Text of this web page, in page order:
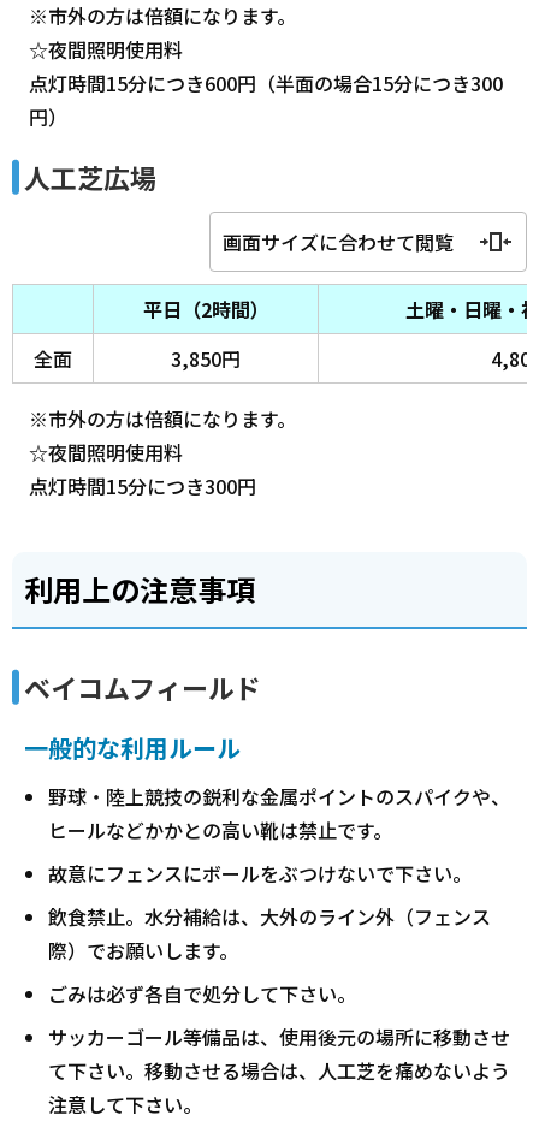
※市外の方は倍額になります。
☆夜間照明使用料
点灯時間15分につき600円（半面の場合15分につき300
円）
人工芝広場
画面サイズに合わせて閲覧
平日（2時間）
土曜・日曜・
全面
3,850円
※市外の方は倍額になります。
☆夜間照明使用料
点灯時間15分につき300円
利用上の注意事項
ベイコムフィールド
一般的な利用ルール
野球・陸上競技の鋭利な金属ポイントのスパイクや、
ヒールなどかかとの高い靴は禁止です。
故意にフェンスにボールをぶつけないで下さい。
飲食禁止。水分補給は、大外のライン外（フェンス
際）でお願いします。
ごみは必ず各自で処分して下さい。
サッカーゴール等備品は、使用後元の場所に移動させ
て下さい。移動させる場合は、人工芝を痛めないよう
注意して下さい。